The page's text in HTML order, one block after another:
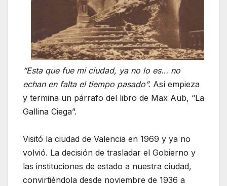
“Esta que fue mi ciudad, ya no lo es… no
echan en falta el tiempo pasado”. Así empieza
y termina un párrafo del libro de Max Aub, “La
Gallina Ciega”.
Visitó la ciudad de Valencia en 1969 y ya no
volvió. La decisión de trasladar el Gobierno y
las instituciones de estado a nuestra ciudad,
convirtiéndola desde noviembre de 1936 a